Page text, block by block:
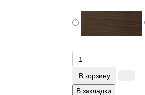
В корзину
В закладки